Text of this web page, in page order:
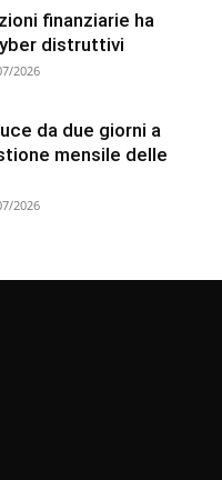
finanziarie ha
distruttivi
2026
da due giorni a
mensile delle
2026